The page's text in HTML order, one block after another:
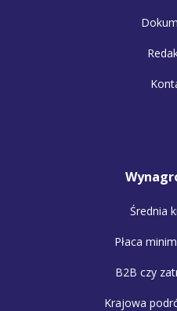
Średnia
Płaca
B2B czy
Krajowa